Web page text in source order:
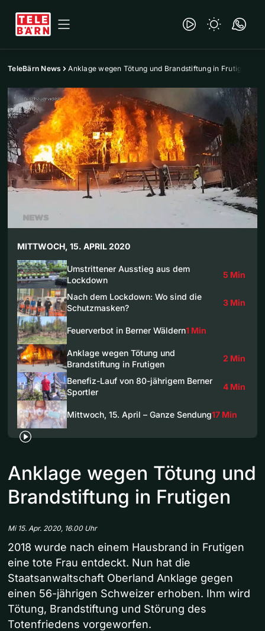
TeleBärn News Anklage wegen Tötung und Brandstiftung in Frutigen
MITTWOCH, 15. APRIL 2020
Umstrittener Ausstieg aus dem
Lockdown
5 Min
Nach dem Lockdown: Wo sind die
Schutzmasken?
3 Min
Feuerverbot in Berner Wäldern1 Min
Anklage wegen Tötung und
Brandstiftung in Frutigen
2 Min
Benefiz-Lauf von 80-jährigem Berner
Sportler
4 Min
Mittwoch, 15. April – Ganze Sendung17 Min
Anklage wegen Tötung und
Brandstiftung in Frutigen
Mi 15. Apr. 2020, 16.00 Uhr
2018 wurde nach einem Hausbrand in Frutigen
eine tote Frau entdeckt. Nun hat die
Staatsanwaltschaft Oberland Anklage gegen
einen 56-jährigen Schweizer erhoben. Ihm wird
Tötung, Brandstiftung und Störung des
Totenfriedens vorgeworfen.